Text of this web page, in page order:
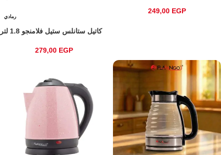
رمادي
كاتيل ستانلس ستيل فلامنجو 1.8 لتر
279,00 EGP
249,00 EGP